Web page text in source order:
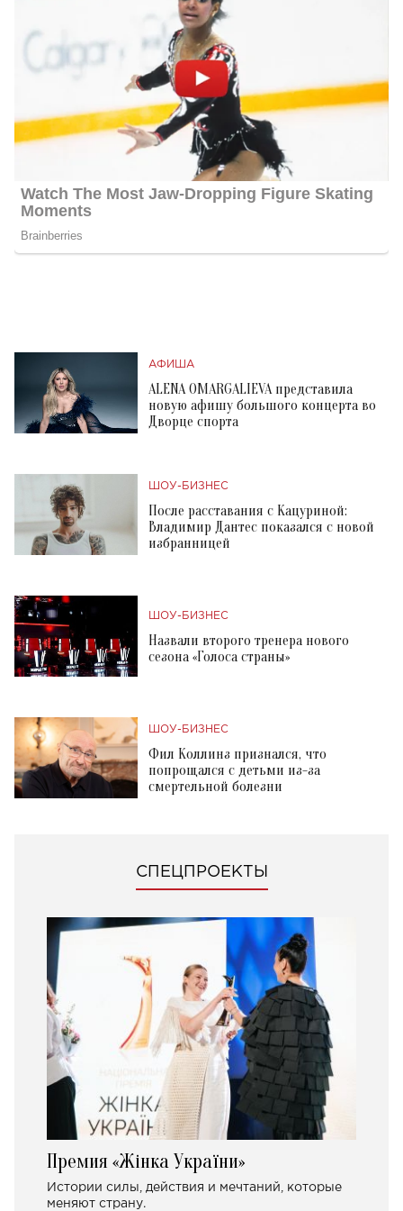
АФИША
ALENA OMARGALIEVA представила
новую афишу большого концерта во
Дворце спорта
ШОУ-БИЗНЕС
После расставания с Кацуриной:
Владимир Дантес показался с новой
избранницей
ШОУ-БИЗНЕС
Назвали второго тренера нового
сезона «Голоса страны»
ШОУ-БИЗНЕС
Фил Коллинз признался, что
попрощался с детьми из-за
смертельной болезни
СПЕЦПРОЕКТЫ
Премия «Жінка України»
Истории силы, действия и мечтаний, которые
меняют страну.